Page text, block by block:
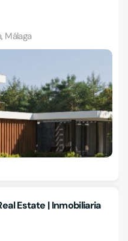
Málaga
Estate | Inmobiliaria